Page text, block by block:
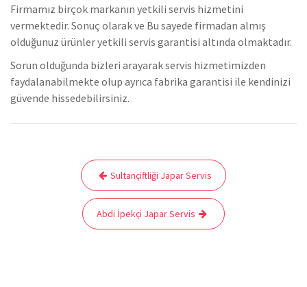
Firmamız birçok markanın yetkili servis hizmetini
vermektedir. Sonuç olarak ve Bu sayede firmadan almış
olduğunuz ürünler yetkili servis garantisi altında olmaktadır.
Sorun olduğunda bizleri arayarak servis hizmetimizden
faydalanabilmekte olup ayrıca fabrika garantisi ile kendinizi
güvende hissedebilirsiniz.
gezinmesi
Sultançiftliği Japar Servis
Abdi İpekçi Japar Servis